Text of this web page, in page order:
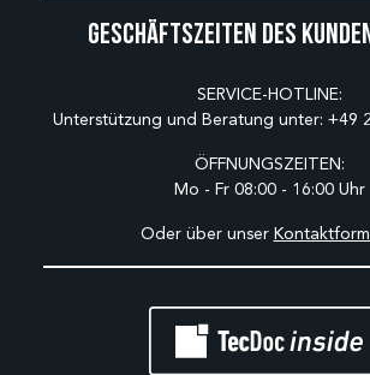
Geschäftszeiten des
SERVICE-HOTLINE:
Unterstützung und Beratung unter: +49
ÖFFNUNGSZEITEN:
Mo - Fr 08:00 - 16:00 Uhr
Oder über unser